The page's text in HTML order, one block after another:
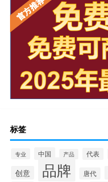
标签
专业 中国 产品 代表
创意 品牌 唐代